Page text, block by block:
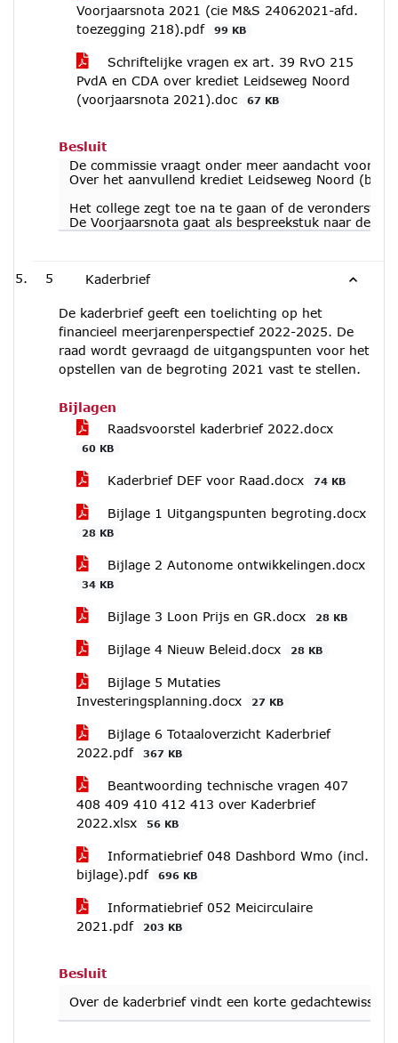
Voorjaarsnota 2021 (cie M&S 24062021-afd.
toezegging 218).pdf
99 KB
Schriftelijke vragen ex art. 39 RvO 215
PvdA en CDA over krediet Leidseweg Noord
(voorjaarsnota 2021).doc
67 KB
Besluit
De commissie vraagt onder meer aandacht voor
Over het aanvullend krediet Leidseweg Noord
Het college zegt toe na te gaan of de
De Voorjaarsnota gaat als bespreekstuk naar de
5 Kaderbrief
De kaderbrief geeft een toelichting op het
financieel meerjarenperspectief 2022-2025. De
raad wordt gevraagd de uitgangspunten voor het
opstellen van de begroting 2021 vast te stellen.
Bijlagen
Raadsvoorstel kaderbrief 2022.docx
60 KB
Kaderbrief DEF voor Raad.docx 74 KB
Bijlage 1 Uitgangspunten begroting.docx
28 KB
Bijlage 2 Autonome ontwikkelingen.docx
34 KB
Bijlage 3 Loon Prijs en GR.docx 28 KB
Bijlage 4 Nieuw Beleid.docx 28 KB
Bijlage 5 Mutaties
Investeringsplanning.docx
27 KB
Bijlage 6 Totaaloverzicht Kaderbrief
2022.pdf
367 KB
Beantwoording technische vragen 407
408 409 410 412 413 over Kaderbrief
2022.xlsx
56 KB
Informatiebrief 048 Dashbord Wmo (incl.
bijlage).pdf
696 KB
Informatiebrief 052 Meicirculaire
2021.pdf
203 KB
Besluit
Over de kaderbrief vindt een korte